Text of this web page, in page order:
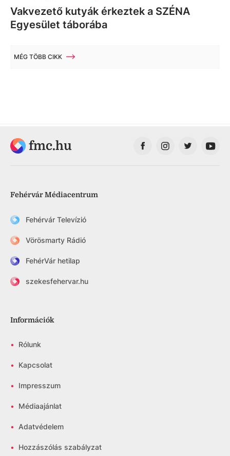
Vakvezető kutyák érkeztek a SZÉNA
Egyesület táborába
MÉG TÖBB CIKK
fmc.hu
Fehérvár Médiacentrum
Fehérvár Televízió
Vörösmarty Rádió
FehérVár hetilap
szekesfehervar.hu
Információk
• Rólunk
• Kapcsolat
• Impresszum
• Médiaajánlat
• Adatvédelem
• Hozzászólás szabályzat